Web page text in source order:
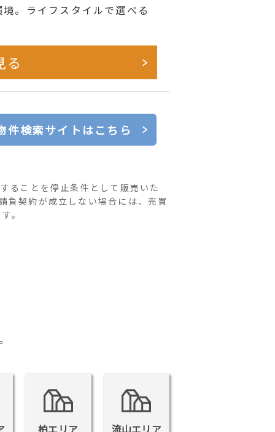
。ライフスタイルで選べる
る
件検索サイトはこちら
ることを停止条件として販売いた
負契約が成立しない場合には、売買
。
柏エリア 流山エリア